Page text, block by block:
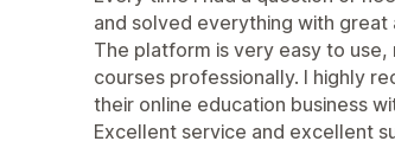
and solved everything with great
The platform is very easy to
courses professionally. I highly
their online education business
Excellent service and excellent